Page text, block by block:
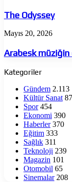
The Odyssey
Arabesk
efsane
ruhunu
yaşatıyor
Mayıs 20, 2026
Arabesk
Kategoriler
Gündem 2.113
Kültür Sanat
Spor 454
Ekonomi 390
Haberler 370
Eğitim 333
Sağlık 311
Teknoloji 239
Magazin 101
Otomobil 65
Sinemalar 208